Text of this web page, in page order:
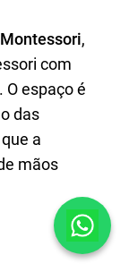
,
com
espaço é
das
a
mãos
do